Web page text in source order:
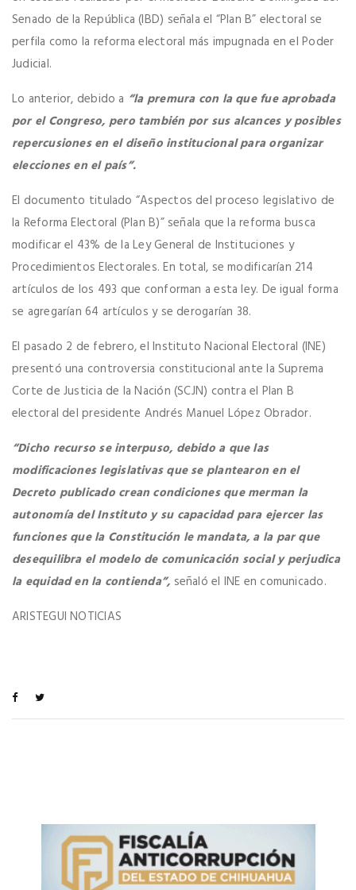
Senado de la República (IBD) señala el “Plan B” electoral se
perfila como la reforma electoral más impugnada en el Poder
Judicial.
Lo anterior, debido a “la premura con la que fue aprobada
por el Congreso, pero también por sus alcances y posibles
repercusiones en el diseño institucional para organizar
elecciones en el país”.
El documento titulado “Aspectos del proceso legislativo de
la Reforma Electoral (Plan B)” señala que la reforma busca
modificar el 43% de la Ley General de Instituciones y
Procedimientos Electorales. En total, se modificarían 214
artículos de los 493 que conforman a esta ley. De igual forma
se agregarían 64 artículos y se derogarían 38.
El pasado 2 de febrero, el Instituto Nacional Electoral (INE)
presentó una controversia constitucional ante la Suprema
Corte de Justicia de la Nación (SCJN) contra el Plan B
electoral del presidente Andrés Manuel López Obrador.
“Dicho recurso se interpuso, debido a que las
modificaciones legislativas que se plantearon en el
Decreto publicado crean condiciones que merman la
autonomía del Instituto y su capacidad para ejercer las
funciones que la Constitución le mandata, a la par que
desequilibra el modelo de comunicación social y perjudica
la equidad en la contienda”, señaló el INE en comunicado.
ARISTEGUI NOTICIAS